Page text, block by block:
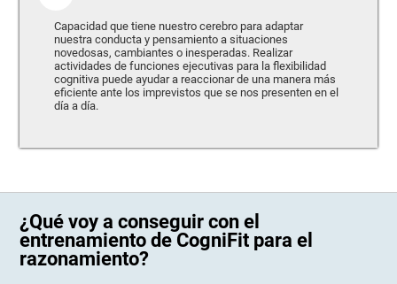
Capacidad que tiene nuestro cerebro para adaptar
nuestra conducta y pensamiento a situaciones
novedosas, cambiantes o inesperadas. Realizar
actividades de funciones ejecutivas para la flexibilidad
cognitiva puede ayudar a reaccionar de una manera más
eficiente ante los imprevistos que se nos presenten en el
día a día.
¿Qué voy a conseguir con el
entrenamiento de CogniFit para el
razonamiento?